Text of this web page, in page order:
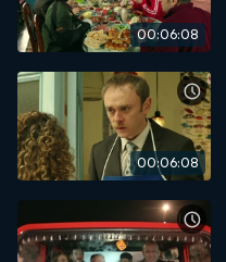
00:06:08
00:06:08